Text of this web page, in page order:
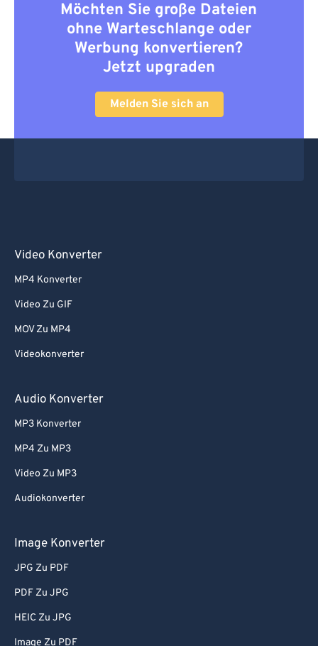
Möchten Sie große Dateien
ohne Warteschlange oder
Werbung konvertieren?
Jetzt upgraden
Melden Sie sich an
Video Konverter
MP4 Konverter
Video Zu GIF
MOV Zu MP4
Videokonverter
Audio Konverter
MP3 Konverter
MP4 Zu MP3
Video Zu MP3
Audiokonverter
Image Konverter
JPG Zu PDF
PDF Zu JPG
HEIC Zu JPG
Image Zu PDF